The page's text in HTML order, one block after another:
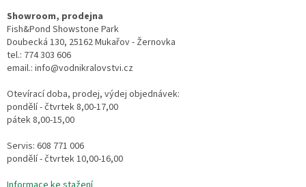
Showroom, prodejna
Fish&Pond Showstone Park
Doubecká 130, 25162 Mukařov - Žernovka
tel.: 774 303 606
email.: info@vodnikralovstvi.cz
Otevírací doba, prodej, výdej objednávek:
pondělí - čtvrtek 8,00-17,00
pátek 8,00-15,00
Servis: 608 771 006
pondělí - čtvrtek 10,00-16,00